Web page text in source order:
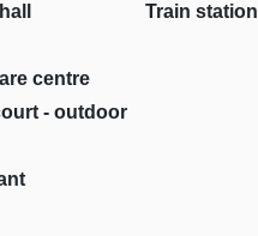
centre
- outdoor
Train station